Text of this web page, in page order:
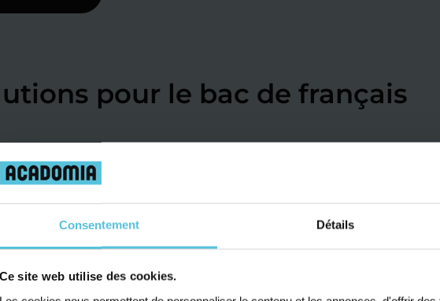
Consentement Détails
Ce site web utilise des cookies.
pour le bac de français
à
vacances scolaires
pratiques
l'écrit de français
Pendant les vacances scolaires